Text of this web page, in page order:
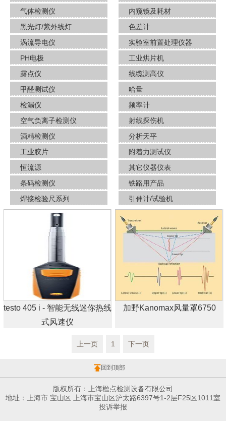
气体检测仪
内窥镜及耗材
黑光灯/紫外线灯
色差计
涡流导电仪
实验室前置处理仪器
PH电极
工业烘片机
露点仪
线缆测高仪
甲醛测试仪
哈量
检漏仪
频率计
空气负离子检测仪
射线探伤机
酒​精检测仪
分析天平
工业胶片
附着力测试仪
恒流源
其它仪器仪表
条码检测仪
铁路用产品
焊接检验尺系列
引伸计/试验机
testo 405 i - 智能无线迷你热线
式风速仪
加野Kanomax风量罩6750
上一页 1 下一页
回到顶部
版权所有：上海楹点检测设备有限公司
地址：上海市 宝山区 上海市宝山区沪太路6397号1-2层F25区1011室
投诉举报